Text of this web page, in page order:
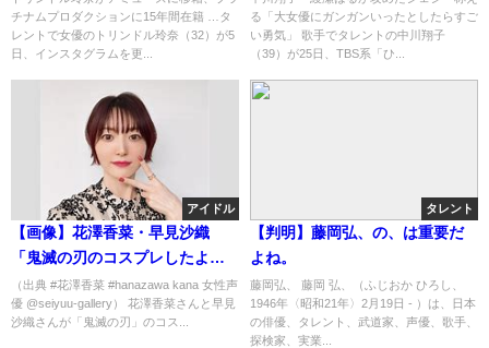
チナムプロダクションに15年間在籍 …タ
レントで女優のトリンドル玲奈（32）が5
日、インスタグラムを更...
すごい勇気」
る「大女優にガンガンいったとしたらすご
い勇気」 歌手でタレントの中川翔子
（39）が25日、TBS系「ひ...
アイドル
【画像】花澤香菜・早見沙織
「鬼滅の刃のコスプレしたよー
(パシャ)」
（出典 #花澤香菜 #hanazawa kana 女性声
優 @seiyuu-gallery） 花澤香菜さんと早見
沙織さんが「鬼滅の刃」のコス...
タレント
【判明】藤岡弘、の、は重要だ
よね。
藤岡弘、 藤岡 弘、（ふじおか ひろし、
1946年〈昭和21年〉2月19日 - ）は、日本
の俳優、タレント、武道家、声優、歌手、
探検家、実業...